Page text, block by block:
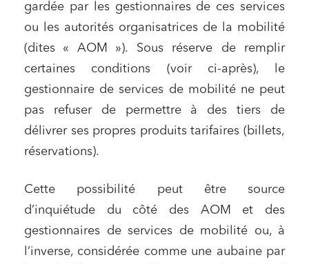
gardée par les gestionnaires de ces services
ou les autorités organisatrices de la mobilité
(dites « AOM »). Sous réserve de remplir
certaines conditions (voir ci-après), le
gestionnaire de services de mobilité ne peut
pas refuser de permettre à des tiers de
délivrer ses propres produits tarifaires (billets,
réservations).
Cette possibilité peut être source
d’inquiétude du côté des AOM et des
gestionnaires de services de mobilité ou, à
l’inverse, considérée comme une aubaine par